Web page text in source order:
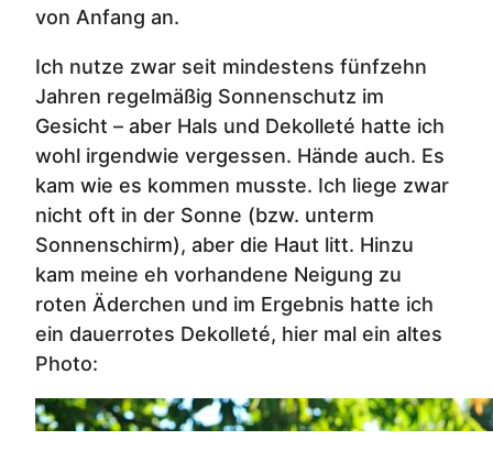
von Anfang an.
Ich nutze zwar seit mindestens fünfzehn
Jahren regelmäßig Sonnenschutz im
Gesicht – aber Hals und Dekolleté hatte ich
wohl irgendwie vergessen. Hände auch. Es
kam wie es kommen musste. Ich liege zwar
nicht oft in der Sonne (bzw. unterm
Sonnenschirm), aber die Haut litt. Hinzu
kam meine eh vorhandene Neigung zu
roten Äderchen und im Ergebnis hatte ich
ein dauerrotes Dekolleté, hier mal ein altes
Photo: